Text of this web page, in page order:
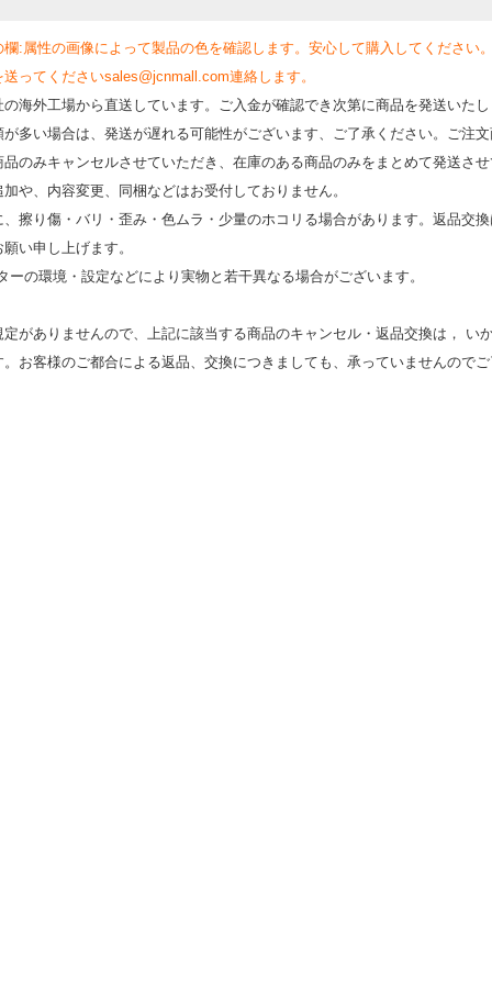
:属性の画像によって製品の色を確認します。安心して購入してください
ってくださいsales@jcnmall.com連絡します。
海外工場から直送しています。ご入金が確認でき次第に商品を発送いた
多い場合は、発送が遅れる可能性がございます、ご了承ください。ご注
のみキャンセルさせていただき、在庫のある商品のみをまとめて発送さ
や、内容変更、同梱などはお受付しておりません。
擦り傷・バリ・歪み・色ムラ・少量のホコリる場合があります。返品交
い申し上げます。
の環境・設定などにより実物と若⼲異なる場合がございます。
がありませんので、上記に該当する商品のキャンセル・返品交換は， い
お客様のご都合による返品、交換につきましても、承っていませんので